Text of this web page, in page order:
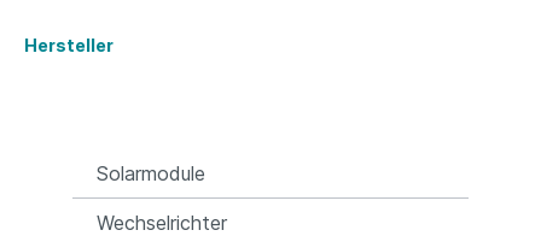
Hersteller
Solarmodule
Wechselrichter